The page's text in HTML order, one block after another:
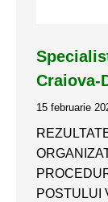
Craiova-
15 februarie
POSTULUI